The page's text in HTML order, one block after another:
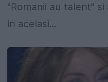
"Romanii au talent"
in acelasi...